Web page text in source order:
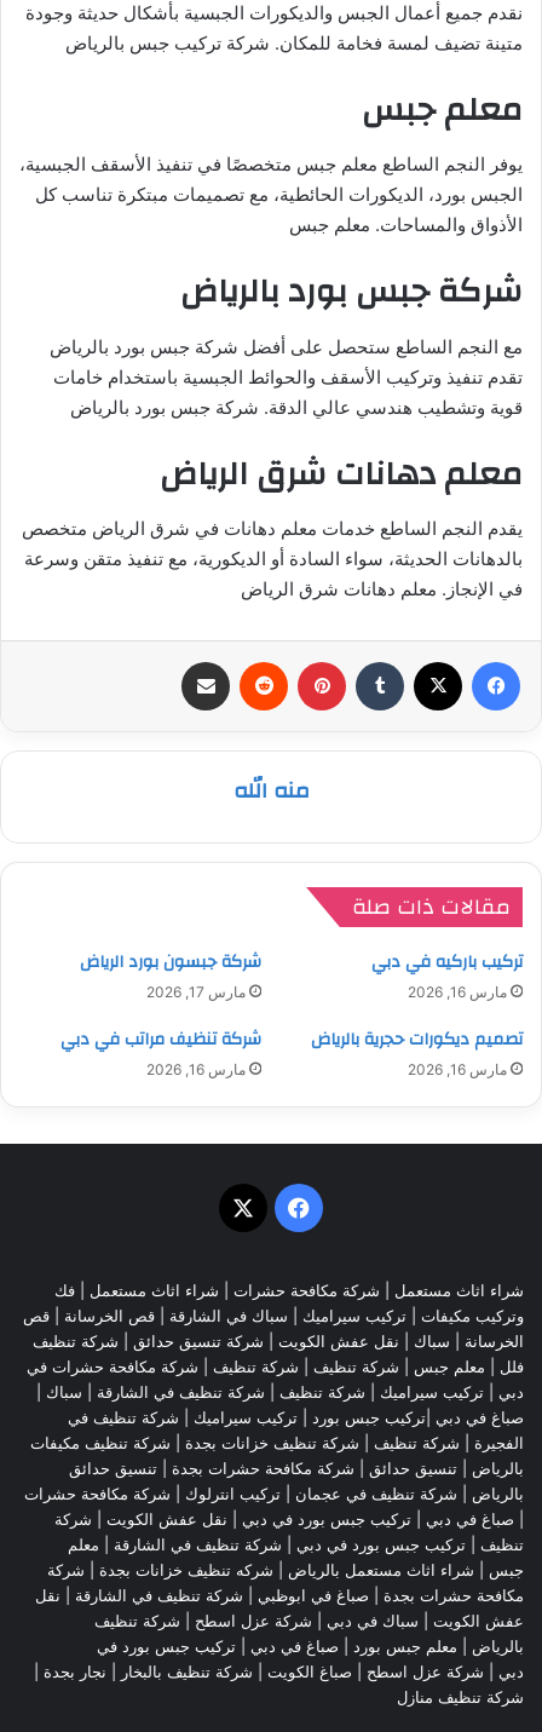
نقدم جميع أعمال الجبس والديكورات الجبسية بأشكال حديثة وجودة
متينة تضيف لمسة فخامة للمكان. شركة تركيب جبس بالرياض
معلم جبس
يوفر النجم الساطع معلم جبس متخصصًا في تنفيذ الأسقف الجبسية،
الجبس بورد، الديكورات الحائطية، مع تصميمات مبتكرة تناسب كل
الأذواق والمساحات. معلم جبس
شركة جبس بورد بالرياض
مع النجم الساطع ستحصل على أفضل شركة جبس بورد بالرياض
تقدم تنفيذ وتركيب الأسقف والحوائط الجبسية باستخدام خامات
قوية وتشطيب هندسي عالي الدقة. شركة جبس بورد بالرياض
معلم دهانات شرق الرياض
يقدم النجم الساطع خدمات معلم دهانات في شرق الرياض متخصص
بالدهانات الحديثة، سواء السادة أو الديكورية، مع تنفيذ متقن وسرعة
في الإنجاز. معلم دهانات شرق الرياض
فيسبوك بينتيريست
منه الله
مقالات ذات صلة
تركيب باركيه في دبي
مارس 16, 2026
شركة جبسون بورد الرياض
مارس 17, 2026
تصميم ديكورات حجرية بالرياض
مارس 16, 2026
شركة تنظيف مراتب في دبي
مارس 16, 2026
فيسبوك
‫X
شراء اثاث مستعمل شركة مكافحة حشرات شراء اثاث مستعمل
فك
وتركيب مكيفات | تركيب سيراميك | سباك في الشارقة قص الخرسانة | قص
الخرسانة | سباك نقل عفش الكويت شركة تنسيق حدائق
شركة تنظيف
فلل
معلم جبس شركة تنظيف شركة تنظيف
شركة مكافحة حشرات في
دبي
تركيب سيراميك شركة تنظيف شركة تنظيف في الشارقة | سباك |
صباغ في دبي |تركيب جبس بورد | تركيب سيراميك
شركة تنظيف في
الفجيرة
شركة تنظيف شركة تنظيف خزانات بجدة
شركة تنظيف مكيفات
بالرياض
تنسيق حدائق شركة مكافحة حشرات بجدة
تنسيق حدائق
بالرياض
شركة تنظيف في عجمان | تركيب انترلوك | شركة مكافحة حشرات
صباغ في دبي تركيب جبس بورد في دبي نقل عفش الكويت
شركة
تنظيف
تركيب جبس بورد في دبي شركة تنظيف في الشارقة
معلم
جبس
شراء اثاث مستعمل بالرياض شركه تنظيف خزانات بجدة
شركة
مكافحة حشرات بجدة
صباغ في ابوظبي شركة تنظيف في الشارقة
نقل
عفش الكويت | سباك في دبي | شركة عزل اسطح
شركة تنظيف
بالرياض
معلم جبس بورد صباغ في دبي
تركيب جبس بورد في
دبي
شركة عزل اسطح صباغ الكويت شركة تنظيف بالبخار نجار بجدة
شركة تنظيف منازل